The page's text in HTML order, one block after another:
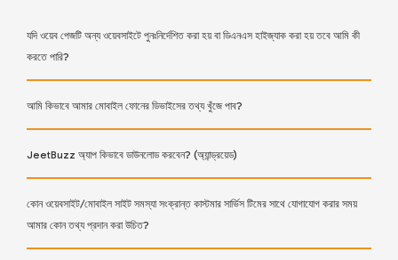
যদি ওয়েব পেজটি অন্য ওয়েবসাইটে পুনঃনির্দেশিত করা হয় বা ডিএনএস হাইজ্যাক করা হয় তবে আমি কী
করতে পারি?
আমি কিভাবে আমার মোবাইল ফোনের ডিভাইসের তথ্য খুঁজে পাব?
JeetBuzz অ্যাপ কিভাবে ডাউনলোড করবেন? (অ্যান্ড্রয়েড)
কোন ওয়েবসাইট/মোবাইল সাইট সমস্যা সংক্রান্ত কাস্টমার সার্ভিস টিমের সাথে যোগাযোগ করার সময়
আমার কোন তথ্য প্রদান করা উচিত?